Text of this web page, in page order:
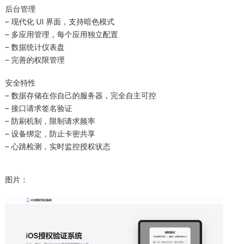
后台管理
– 现代化 UI 界面，支持暗色模式
– 多应用管理，每个应用独立配置
– 数据统计仪表盘
– 完善的权限管理
安全特性
– 数据存储在你自己的服务器，完全自主可控
– 接口请求签名验证
– 防刷机制，限制请求频率
– 设备绑定，防止卡密共享
– 心跳检测，实时监控授权状态
图片：